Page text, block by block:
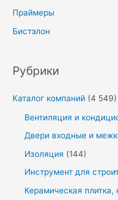
Праймеры
Бистэлон
Рубрики
Каталог компаний (4 549)
Вентиляция и
Двери входные и
Изоляция (144)
Инструмент для
Керамическая плитка,